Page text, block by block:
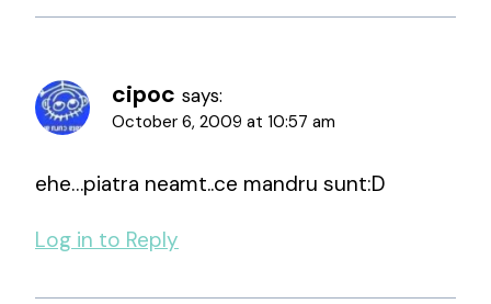
cipoc says:
October 6, 2009 at 10:57 am
ehe…piatra neamt..ce mandru sunt:D
Log in to Reply